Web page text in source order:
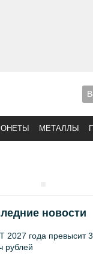
МЕТАЛЛЫ
новости
2027 года превысит
рублей